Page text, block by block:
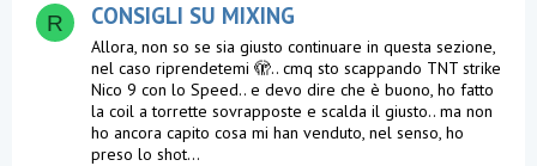
R CONSIGLI SU MIXING
Allora, non so se sia giusto continuare in questa sezione,
nel caso riprendetemi 🫣.. cmq sto scappando TNT strike
Nico 9 con lo Speed.. e devo dire che è buono, ho fatto
la coil a torrette sovrapposte e scalda il giusto.. ma non
ho ancora capito cosa mi han venduto, nel senso, ho
preso lo shot...